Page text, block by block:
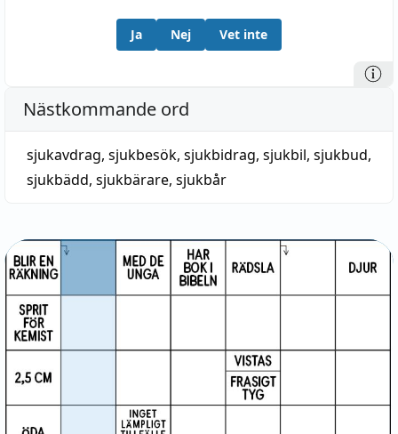
Ja Nej Vet inte
Nästkommande ord
sjukavdrag, sjukbesök, sjukbidrag, sjukbil, sjukbud,
sjukbädd, sjukbärare, sjukbår